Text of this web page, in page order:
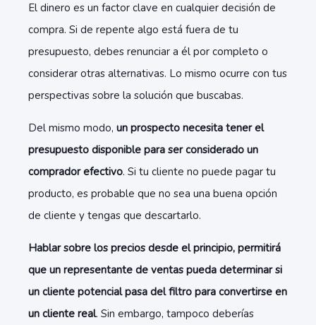
El dinero es un factor clave en cualquier decisión de
compra. Si de repente algo está fuera de tu
presupuesto, debes renunciar a él por completo o
considerar otras alternativas. Lo mismo ocurre con tus
perspectivas sobre la solución que buscabas.
Del mismo modo, un prospecto necesita tener el
presupuesto disponible para ser considerado un
comprador efectivo. Si tu cliente no puede pagar tu
producto, es probable que no sea una buena opción
de cliente y tengas que descartarlo.
Hablar sobre los precios desde el principio, permitirá
que un representante de ventas pueda determinar si
un cliente potencial pasa del filtro para convertirse en
un cliente real. Sin embargo, tampoco deberías